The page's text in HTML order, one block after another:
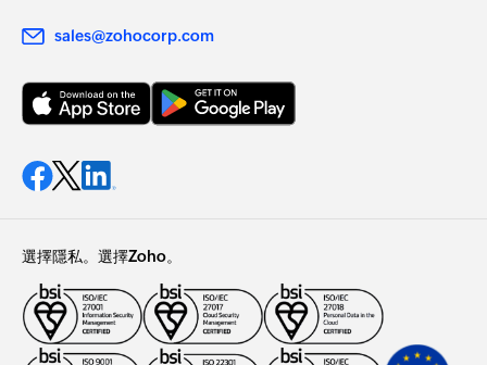
sales@zohocorp.com
選擇隱私。選擇Zoho。